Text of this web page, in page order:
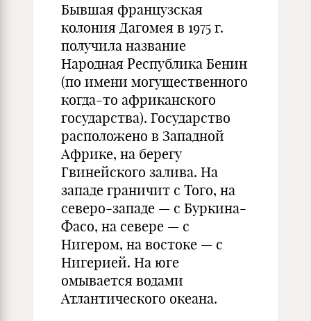
Бывшая французская
колония Дагомея в 1975 г.
получила название
Народная Республика Бенин
(по имени могущественного
когда-то африканского
государства). Государство
расположено в Западной
Африке, на берегу
Гвинейского залива. На
западе граничит с Того, на
северо-западе — с Буркина-
Фасо, на севере — с
Нигером, на востоке — с
Нигерией. На юге
омывается водами
Атлантического океана.